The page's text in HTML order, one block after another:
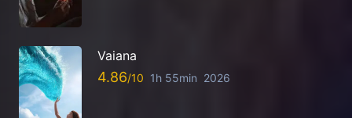
Vaiana
4.86 1h 55min 2026